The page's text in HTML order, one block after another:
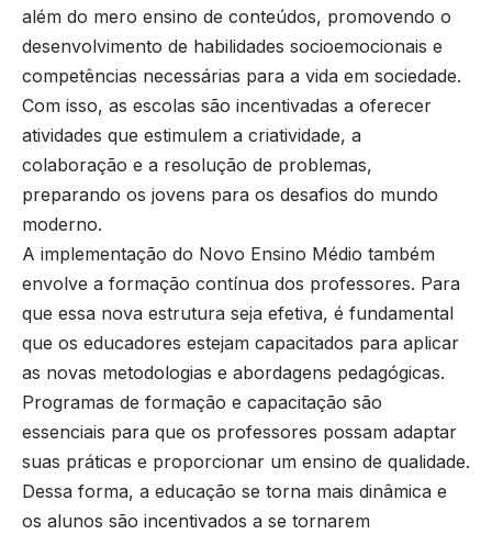
além do mero ensino de conteúdos, promovendo o
desenvolvimento de habilidades socioemocionais e
competências necessárias para a vida em sociedade.
Com isso, as escolas são incentivadas a oferecer
atividades que estimulem a criatividade, a
colaboração e a resolução de problemas,
preparando os jovens para os desafios do mundo
moderno.
A implementação do Novo Ensino Médio também
envolve a formação contínua dos professores. Para
que essa nova estrutura seja efetiva, é fundamental
que os educadores estejam capacitados para aplicar
as novas metodologias e abordagens pedagógicas.
Programas de formação e capacitação são
essenciais para que os professores possam adaptar
suas práticas e proporcionar um ensino de qualidade.
Dessa forma, a educação se torna mais dinâmica e
os alunos são incentivados a se tornarem